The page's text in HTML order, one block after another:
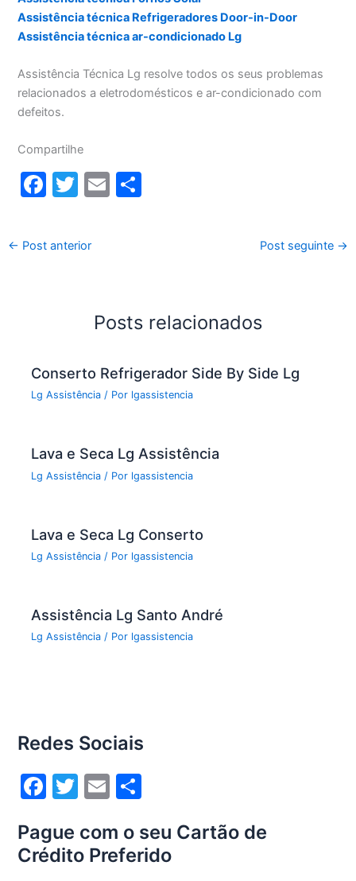
Assistência técnica Refrigeradores Door-in-Door
Assistência técnica ar-condicionado Lg
Assistência Técnica Lg resolve todos os seus problemas
relacionados a eletrodomésticos e ar-condicionado com
defeitos.
Compartilhe
F
c
e
k
T
itt
er
E
← Post anterior Post seguinte →
Posts relacionados
Conserto Refrigerador Side By Side Lg
Lg Assistência / Por lgassistencia
Lava e Seca Lg Assistência
Lg Assistência / Por lgassistencia
Lava e Seca Lg Conserto
Lg Assistência / Por lgassistencia
Assistência Lg Santo André
Lg Assistência / Por lgassistencia
Redes Sociais
F
c
e
T
itt
er
E
ai
l
ar
e
Pague com o seu Cartão de
Crédito Preferido